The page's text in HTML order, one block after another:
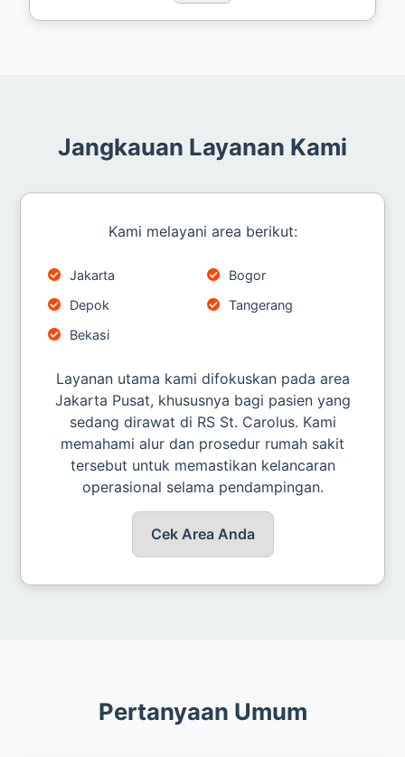
Jangkauan Layanan Kami
Kami melayani area berikut:
Jakarta
Bogor
Depok
Tangerang
Bekasi
Layanan utama kami difokuskan pada area
Jakarta Pusat, khususnya bagi pasien yang
sedang dirawat di RS St. Carolus. Kami
memahami alur dan prosedur rumah sakit
tersebut untuk memastikan kelancaran
operasional selama pendampingan.
Cek Area Anda
Pertanyaan Umum